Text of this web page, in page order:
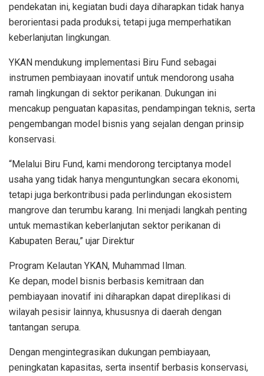
pendekatan ini, kegiatan budi daya diharapkan tidak hanya
berorientasi pada produksi, tetapi juga memperhatikan
keberlanjutan lingkungan.
YKAN mendukung implementasi Biru Fund sebagai
instrumen pembiayaan inovatif untuk mendorong usaha
ramah lingkungan di sektor perikanan. Dukungan ini
mencakup penguatan kapasitas, pendampingan teknis, serta
pengembangan model bisnis yang sejalan dengan prinsip
konservasi.
“Melalui Biru Fund, kami mendorong terciptanya model
usaha yang tidak hanya menguntungkan secara ekonomi,
tetapi juga berkontribusi pada perlindungan ekosistem
mangrove dan terumbu karang. Ini menjadi langkah penting
untuk memastikan keberlanjutan sektor perikanan di
Kabupaten Berau,” ujar Direktur
Program Kelautan YKAN, Muhammad Ilman.
Ke depan, model bisnis berbasis kemitraan dan
pembiayaan inovatif ini diharapkan dapat direplikasi di
wilayah pesisir lainnya, khususnya di daerah dengan
tantangan serupa.
Dengan mengintegrasikan dukungan pembiayaan,
peningkatan kapasitas, serta insentif berbasis konservasi,